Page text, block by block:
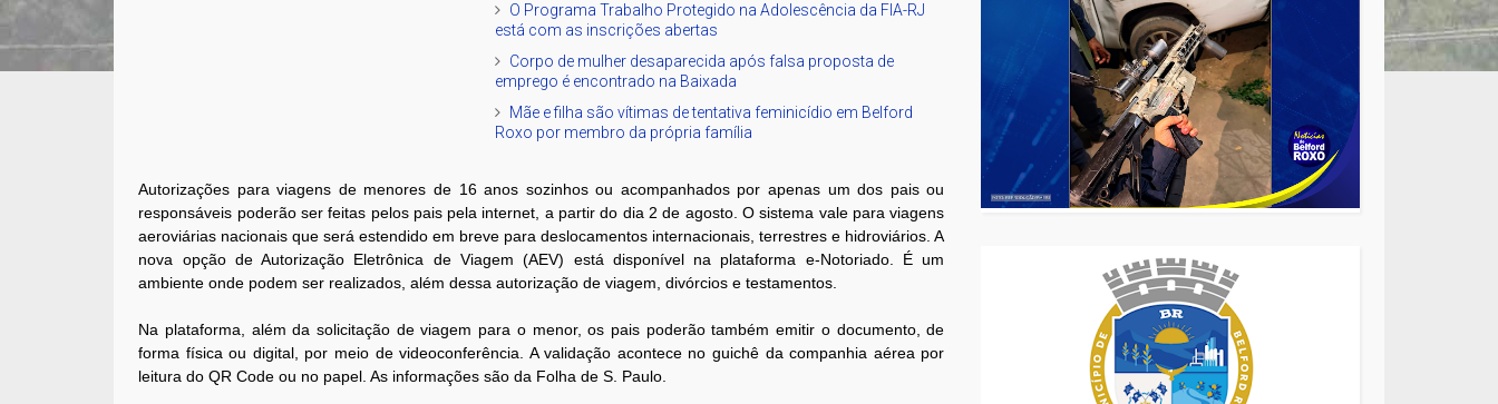
O Programa Trabalho Protegido na Adolescência da FIA-RJ
está com as inscrições abertas
Corpo de mulher desaparecida após falsa proposta de
emprego é encontrado na Baixada
Mãe e filha são vítimas de tentativa feminicídio em Belford
Roxo por membro da própria família
Autorizações para viagens de menores de 16 anos sozinhos ou acompanhados por apenas um dos pais ou
responsáveis poderão ser feitas pelos pais pela internet, a partir do dia 2 de agosto. O sistema vale para viagens
aeroviárias nacionais que será estendido em breve para deslocamentos internacionais, terrestres e hidroviários. A
nova opção de Autorização Eletrônica de Viagem (AEV) está disponível na plataforma e-Notoriado. É um
ambiente onde podem ser realizados, além dessa autorização de viagem, divórcios e testamentos.
Na plataforma, além da solicitação de viagem para o menor, os pais poderão também emitir o documento, de
forma física ou digital, por meio de videoconferência. A validação acontece no guichê da companhia aérea por
leitura do QR Code ou no papel. As informações são da Folha de S. Paulo.